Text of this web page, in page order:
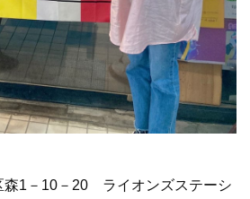
森1－10－20 ライオンズステーシ